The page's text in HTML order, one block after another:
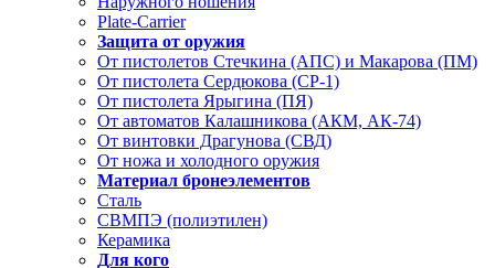
Plate-Carrier
Защита от оружия
От пистолетов Стечкина (АПС) и Макарова (ПМ)
От пистолета Сердюкова (СР-1)
От пистолета Ярыгина (ПЯ)
От автоматов Калашникова (АКМ, АК-74)
От винтовки Драгунова (СВД)
От ножа и холодного оружия
Материал бронеэлементов
Сталь
СВМПЭ (полиэтилен)
Керамика
Для кого